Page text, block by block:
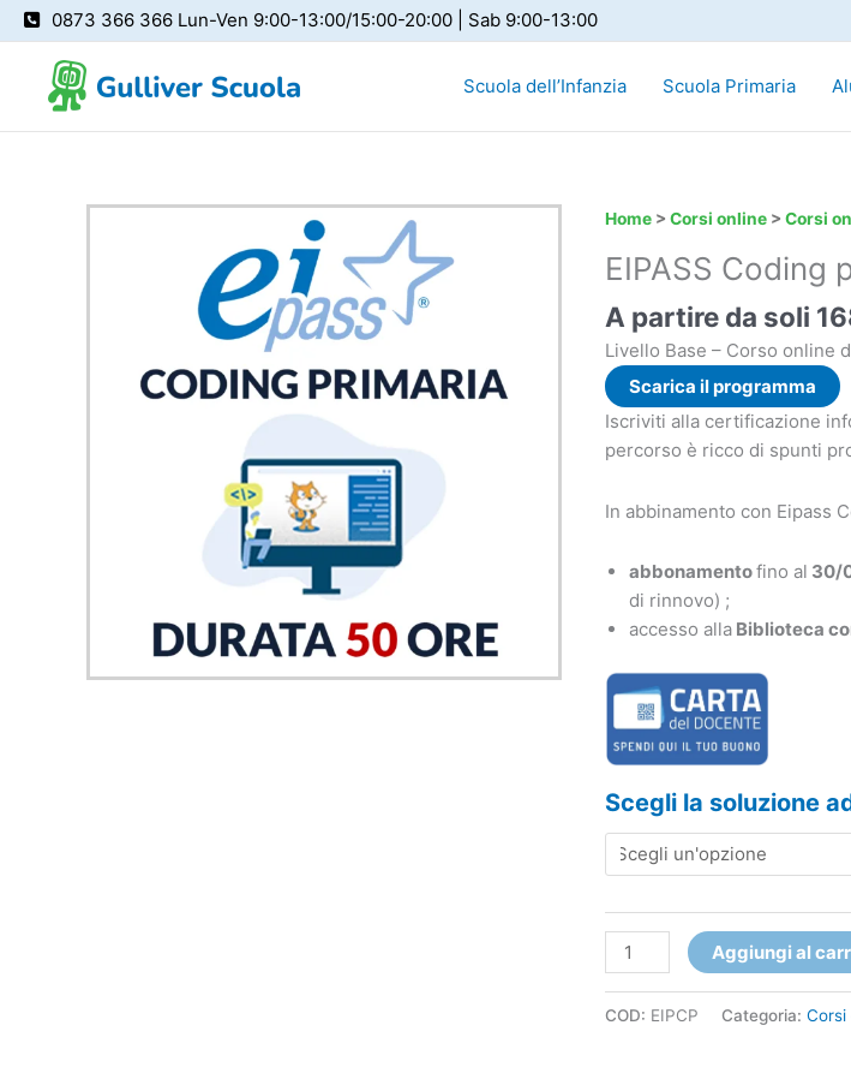
al
contenuto
0873 366 366 Lun-Ven 9:00-13:00/15:00-20:00 | Sab 9:00-13:00
Scuola dell’Infanzia Scuola Primaria
Home > Corsi online > Corsi
EIPASS Coding
A partire da soli
Livello Base – Corso online
Scarica il programma
Iscriviti alla certificazione
percorso è ricco di spunti
In abbinamento con Eipass
abbonamentofino al 30/
di rinnovo) ;
accesso alla Biblioteca
Scegli la soluzione
EIPASS
primaria
-
Corso
online
quantità
Aggiungi al
COD: EIPCP Categoria: Corsi